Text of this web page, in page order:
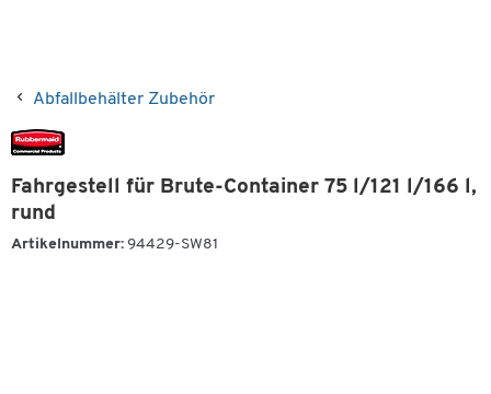
Abfallbehälter Zubehör
Fahrgestell für Brute-Container 75 l/121 l/166 l,
rund
Artikelnummer: 94429-SW81